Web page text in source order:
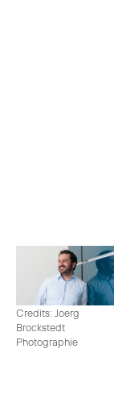
Credits: Joerg
Brockstedt
Photographie